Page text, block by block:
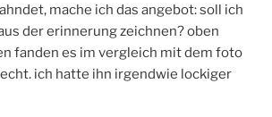
mache ich das angebot: soll ich
der erinnerung zeichnen? oben
fanden es im vergleich mit dem foto
ich hatte ihn irgendwie lockiger